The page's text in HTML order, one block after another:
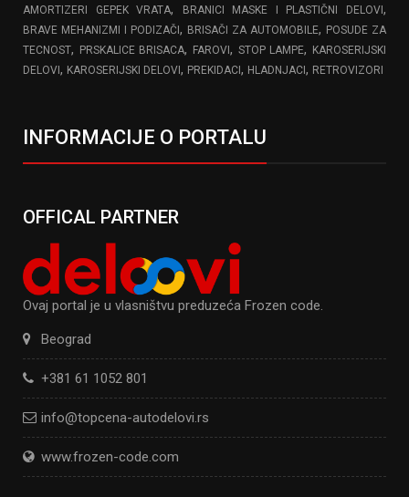
AMORTIZERI GEPEK VRATA, BRANICI MASKE I PLASTIČNI DELOVI,
BRAVE MEHANIZMI I PODIZAČI, BRISAČI ZA AUTOMOBILE, POSUDE ZA
TECNOST, PRSKALICE BRISACA, FAROVI, STOP LAMPE, KAROSERIJSKI
DELOVI, KAROSERIJSKI DELOVI, PREKIDACI, HLADNJACI, RETROVIZORI
INFORMACIJE O PORTALU
OFFICAL PARTNER
Ovaj portal je u vlasništvu preduzeća Frozen code.
Beograd
+381 61 1052 801
info@topcena-autodelovi.rs
www.frozen-code.com